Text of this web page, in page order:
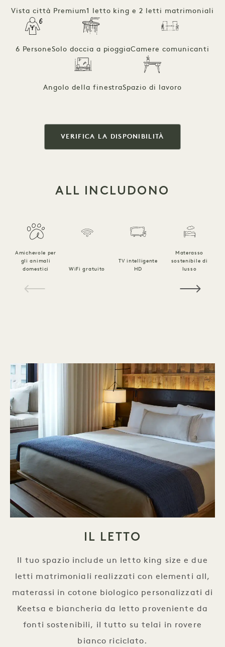
Vista città Premium1 letto king e 2 letti matrimoniali
6 PersoneSolo doccia a pioggiaCamere comunicanti
Angolo della finestraSpazio di lavoro
VERIFICA LA DISPONIBILITÀ
ALL INCLUDONO
Amichevole per
gli animali
domestici
WiFi gratuito
TV intelligente
HD
Materasso
sostenibile di
lusso
IL LETTO
Il tuo spazio include un letto king size e due
letti matrimoniali realizzati con elementi all,
materassi in cotone biologico personalizzati di
Keetsa e biancheria da letto proveniente da
fonti sostenibili, il tutto su telai in rovere
bianco riciclato.